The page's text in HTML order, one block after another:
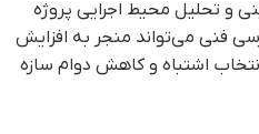
و تحلیل محیط اجرایی پروژه
فنی می‌تواند منجر به افزایش
اشتباه و کاهش دوام سازه